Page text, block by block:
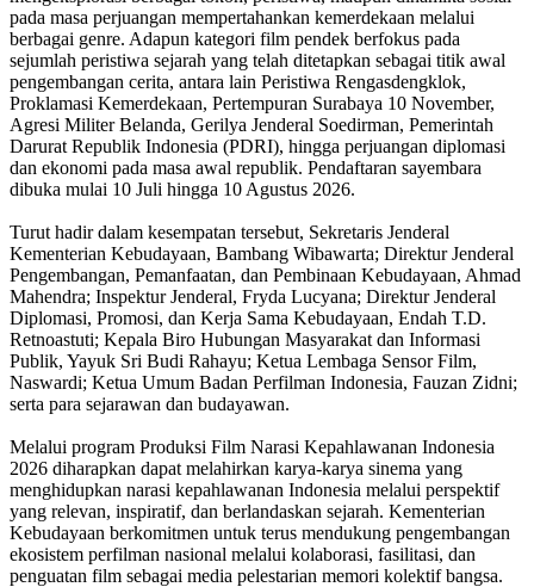
pada masa perjuangan mempertahankan kemerdekaan melalui
berbagai genre. Adapun kategori film pendek berfokus pada
sejumlah peristiwa sejarah yang telah ditetapkan sebagai titik awal
pengembangan cerita, antara lain Peristiwa Rengasdengklok,
Proklamasi Kemerdekaan, Pertempuran Surabaya 10 November,
Agresi Militer Belanda, Gerilya Jenderal Soedirman, Pemerintah
Darurat Republik Indonesia (PDRI), hingga perjuangan diplomasi
dan ekonomi pada masa awal republik. Pendaftaran sayembara
dibuka mulai 10 Juli hingga 10 Agustus 2026.
Turut hadir dalam kesempatan tersebut, Sekretaris Jenderal
Kementerian Kebudayaan, Bambang Wibawarta; Direktur Jenderal
Pengembangan, Pemanfaatan, dan Pembinaan Kebudayaan, Ahmad
Mahendra; Inspektur Jenderal, Fryda Lucyana; Direktur Jenderal
Diplomasi, Promosi, dan Kerja Sama Kebudayaan, Endah T.D.
Retnoastuti; Kepala Biro Hubungan Masyarakat dan Informasi
Publik, Yayuk Sri Budi Rahayu; Ketua Lembaga Sensor Film,
Naswardi; Ketua Umum Badan Perfilman Indonesia, Fauzan Zidni;
serta para sejarawan dan budayawan.
Melalui program Produksi Film Narasi Kepahlawanan Indonesia
2026 diharapkan dapat melahirkan karya-karya sinema yang
menghidupkan narasi kepahlawanan Indonesia melalui perspektif
yang relevan, inspiratif, dan berlandaskan sejarah. Kementerian
Kebudayaan berkomitmen untuk terus mendukung pengembangan
ekosistem perfilman nasional melalui kolaborasi, fasilitasi, dan
penguatan film sebagai media pelestarian memori kolektif bangsa.